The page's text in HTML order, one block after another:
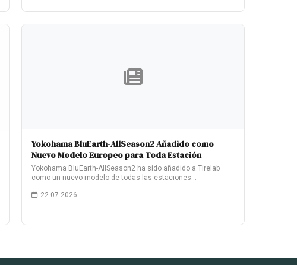
Yokohama BluEarth-AllSeason2 Añadido como
Nuevo Modelo Europeo para Toda Estación
Yokohama BluEarth-AllSeason2 ha sido añadido a Tirelab
como un nuevo modelo de todas las estaciones…
22.07.2026